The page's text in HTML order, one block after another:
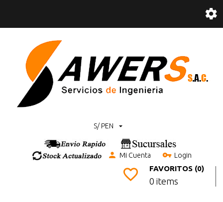
S/ PEN
Mi Cuenta Login
FAVORITOS (0)
0 items